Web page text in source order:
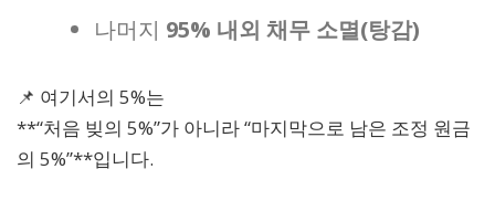
나머지 95% 내외 채무 소멸(탕감)
📌 여기서의 5%는
**“처음 빚의 5%”가 아니라 “마지막으로 남은 조정 원금
의 5%”**입니다.